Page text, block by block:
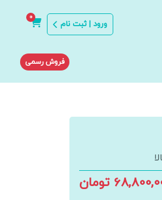
ورود | ثبت نام
0
فروش رسمی
تومان